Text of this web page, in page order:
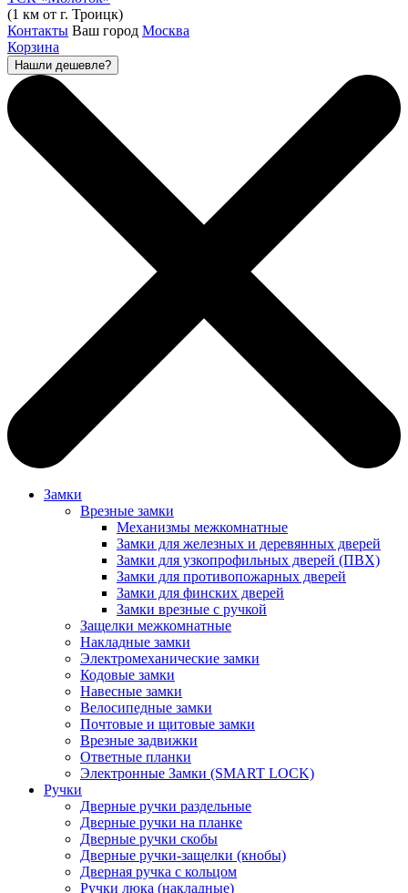
(1 км от г. Троицк)
Контакты Ваш город Москва
Корзина
Нашли дешевле?
Замки
Врезные замки
Механизмы межкомнатные
Замки для железных и деревянных дверей
Замки для узкопрофильных дверей (ПВХ)
Замки для противопожарных дверей
Замки для финских дверей
Замки врезные с ручкой
Защелки межкомнатные
Накладные замки
Электромеханические замки
Кодовые замки
Навесные замки
Велосипедные замки
Почтовые и щитовые замки
Врезные задвижки
Ответные планки
Электронные Замки (SMART LOCK)
Ручки
Дверные ручки раздельные
Дверные ручки на планке
Дверные ручки скобы
Дверные ручки-защелки (кнобы)
Дверная ручка с кольцом
Ручки люка (накладные)